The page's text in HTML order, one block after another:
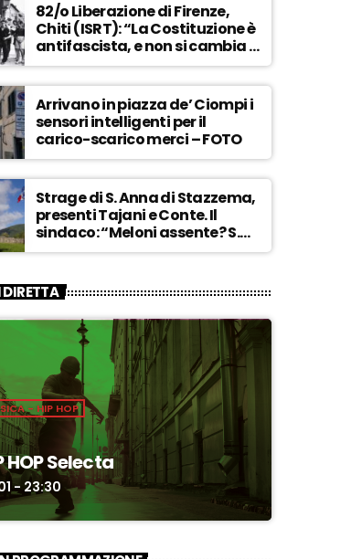
82/o Liberazione di Firenze,
Chiti (ISRT): “La Costituzione è
antifascista, e non si cambia a
maggioranza” – ASCOLTA
Arrivano in piazza de’ Ciompi i
sensori intelligenti per il
carico-scarico merci – FOTO
Strage di S. Anna di Stazzema,
presenti Tajani e Conte. Il
sindaco: “Meloni assente? S.
Anna aperta tutto l’anno…” –
DIRETTA
- HIP HOP
HOP Selecta
- 23:30